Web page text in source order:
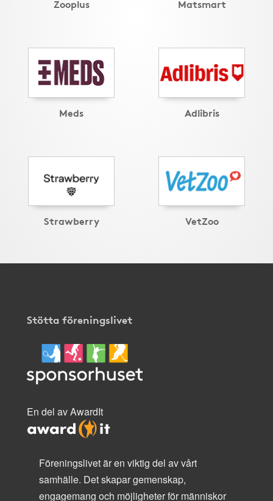
Zooplus Matsmart
Meds Adlibris
Strawberry VetZoo
Stötta föreningslivet
En del av AwardIt
Föreningslivet är en viktig del av vårt
samhälle. Det skapar gemenskap,
engagemang och möjligheter för människor